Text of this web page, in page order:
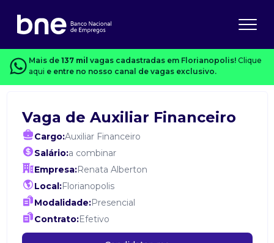
Mais de 137 mil vagas cadastradas em Florianopolis! Clique
aqui e entre no nosso canal de vagas exclusivo.
Vaga de Auxiliar Financeiro
Cargo:Auxiliar Financeiro
Salário:a combinar
Empresa:Renata Alberton
Local:Florianopolis
Modalidade:Presencial
Contrato:Efetivo